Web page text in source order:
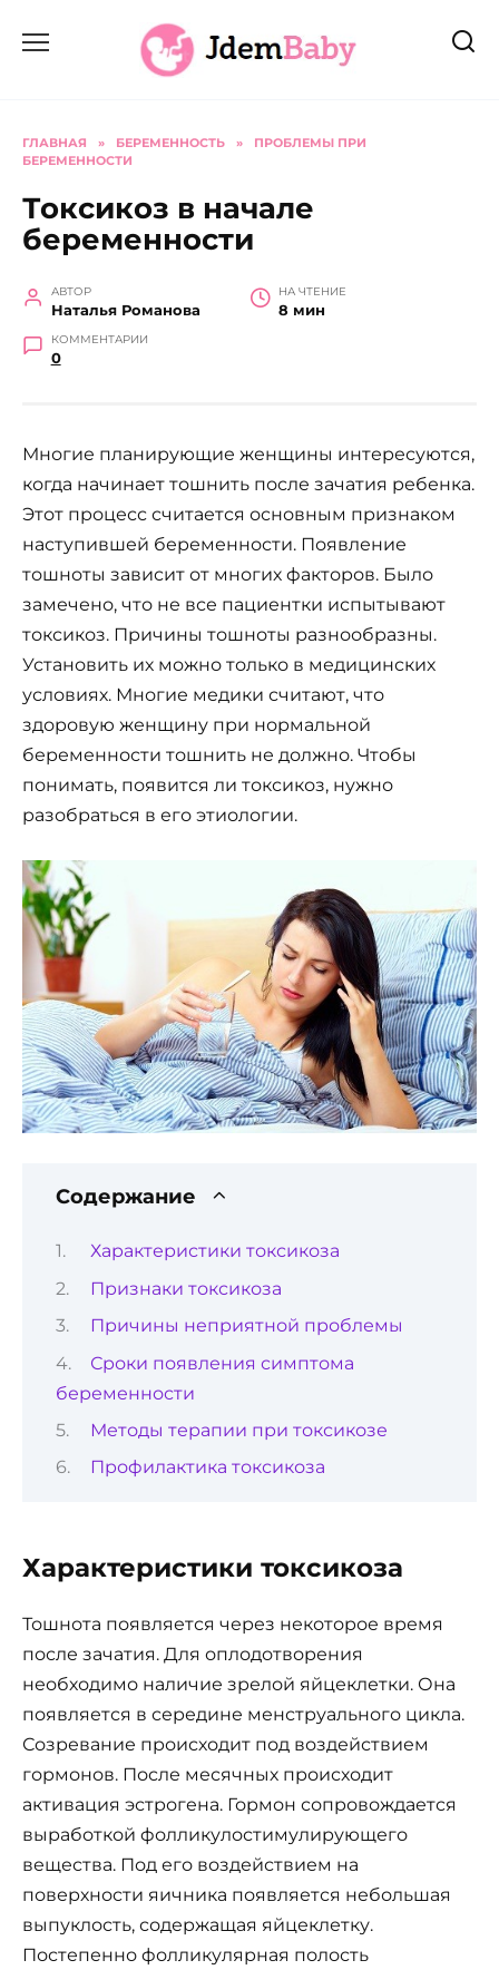
ГЛАВНАЯ » БЕРЕМЕННОСТЬ »
ПРОБЛЕМЫ ПРИ
БЕРЕМЕННОСТИ
Токсикоз в начале
беременности
АВТОР
Наталья Романова
НА ЧТЕНИЕ
8 мин
КОММЕНТАРИИ
0
Многие планирующие женщины интересуются,
когда начинает тошнить после зачатия ребенка.
Этот процесс считается основным признаком
наступившей беременности. Появление
тошноты зависит от многих факторов. Было
замечено, что не все пациентки испытывают
токсикоз. Причины тошноты разнообразны.
Установить их можно только в медицинских
условиях. Многие медики считают, что
здоровую женщину при нормальной
беременности тошнить не должно. Чтобы
понимать, появится ли токсикоз, нужно
разобраться в его этиологии.
Содержание
Характеристики токсикоза
Признаки токсикоза
Причины неприятной проблемы
Сроки появления симптома
беременности
Методы терапии при токсикозе
Профилактика токсикоза
Характеристики токсикоза
Тошнота появляется через некоторое время
после зачатия. Для оплодотворения
необходимо наличие зрелой яйцеклетки. Она
появляется в середине менструального цикла.
Созревание происходит под воздействием
гормонов. После месячных происходит
активация эстрогена. Гормон сопровождается
выработкой фолликулостимулирующего
вещества. Под его воздействием на
поверхности яичника появляется небольшая
выпуклость, содержащая яйцеклетку.
Постепенно фолликулярная полость